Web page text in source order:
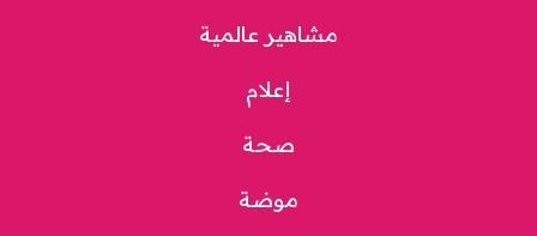
مشاهير عالمية
إعلام
صحة
موضة